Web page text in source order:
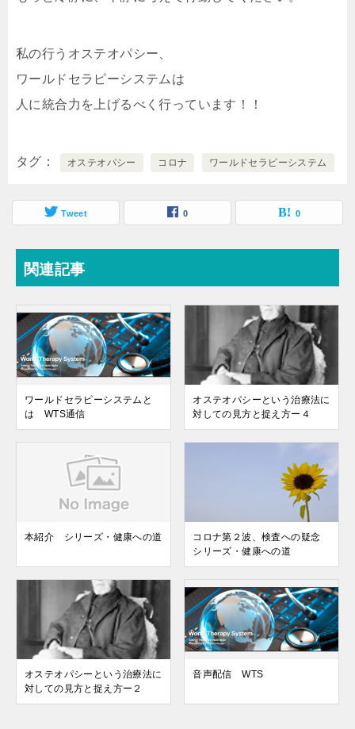
私の行うオステオパシー、
ワールドセラピーシステムは
人に統合力を上げるべく行っています！！
タグ オステオパシー コロナ ワールドセラピーシステム
Tweet 0 0
関連記事
ワールドセラピーシステムと
は WTS通信
オステオパシーという治療法に
対しての見方と捉え方ー４
本紹介 シリーズ・健康への道
コロナ第２波、検査への疑念
シリーズ・健康への道
オステオパシーという治療法に
対しての見方と捉え方ー２
音声配信 WTS